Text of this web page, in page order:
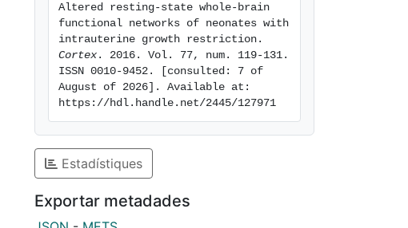
Altered resting-state whole-brain
functional networks of neonates with
Cortex . 2016. Vol. 77, num. 119-131.
ISSN 0010-9452. [consulted: 7 of
August of 2026]. Available at:
https://hdl.handle.net/2445/127971
Estadístiques
Exportar metadades